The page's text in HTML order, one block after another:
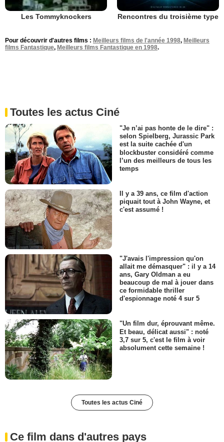
Les Tommyknockers Rencontres du troisième type
Pour découvrir d'autres films : Meilleurs films de l'année 1998, Meilleurs
films Fantastique, Meilleurs films Fantastique en 1998.
Toutes les actus Ciné
"Je n’ai pas honte de le dire" :
selon Spielberg, Jurassic Park
est la suite cachée d'un
blockbuster considéré comme
l’un des meilleurs de tous les
temps
Il y a 39 ans, ce film d'action
piquait tout à John Wayne, et
c'est assumé !
"J'avais l'impression qu'on
allait me démasquer" : il y a 14
ans, Gary Oldman a eu
beaucoup de mal à jouer dans
ce formidable thriller
d'espionnage noté 4 sur 5
"Un film dur, éprouvant même.
Et beau, délicat aussi" : noté
3,7 sur 5, c'est le film à voir
absolument cette semaine !
Toutes les actus Ciné
Ce film dans d'autres pays